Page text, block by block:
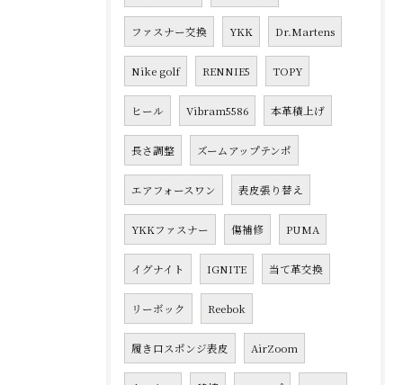
ファスナー交換 YKK Dr.Martens
Nike golf RENNIE5 TOPY
ヒール Vibram5586 本革積上げ
長さ調整 ズームアップテンポ
エアフォースワン 表皮張り替え
YKKファスナー 傷補修 PUMA
イグナイト IGNITE 当て革交換
リーボック Reebok
履き口スポンジ表皮 AirZoom